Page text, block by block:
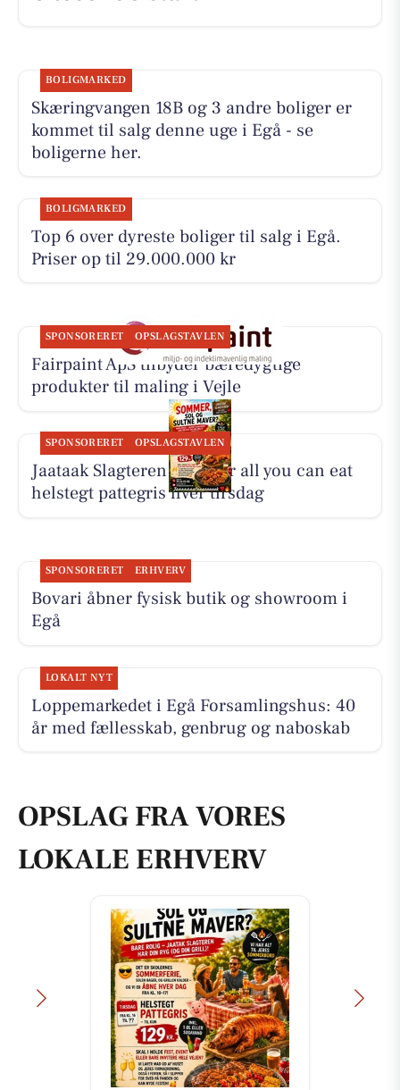
BOLIGMARKED
Skæringvangen 18B og 3 andre boliger er
kommet til salg denne uge i Egå - se
boligerne her.
BOLIGMARKED
Top 6 over dyreste boliger til salg i Egå.
Priser op til 29.000.000 kr
SPONSORERET OPSLAGSTAVLEN
Fairpaint ApS tilbyder bæredygtige
produkter til maling i Vejle
SPONSORERET OPSLAGSTAVLEN
Jaataak Slagteren serverer all you can eat
helstegt pattegris hver tirsdag
SPONSORERET ERHVERV
Bovari åbner fysisk butik og showroom i
Egå
LOKALT NYT
Loppemarkedet i Egå Forsamlingshus: 40
år med fællesskab, genbrug og naboskab
OPSLAG FRA VORES
LOKALE ERHVERV